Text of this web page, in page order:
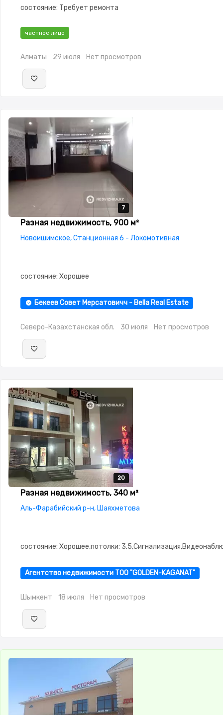
состояние: Требует ремонта
частное лицо
Алматы 29 июля Нет просмотров
7
7
7
7
7
Разная недвижимость, 900 м²
Новоишимское, Станционная 6 - Локомотивная
состояние: Хорошее
Бекеев Совет Мерсатовичч - Bella Real Estate
Северо-Казахстанская обл. 30 июля Нет просмотров
20
20
20
20
20
Разная недвижимость, 340 м²
Аль-Фарабийский р-н, Шаяхметова
состояние: Хорошее,потолки:
Агентство недвижимости ТОО "GOLDEN-KAGANAT"
Шымкент 18 июля Нет просмотров